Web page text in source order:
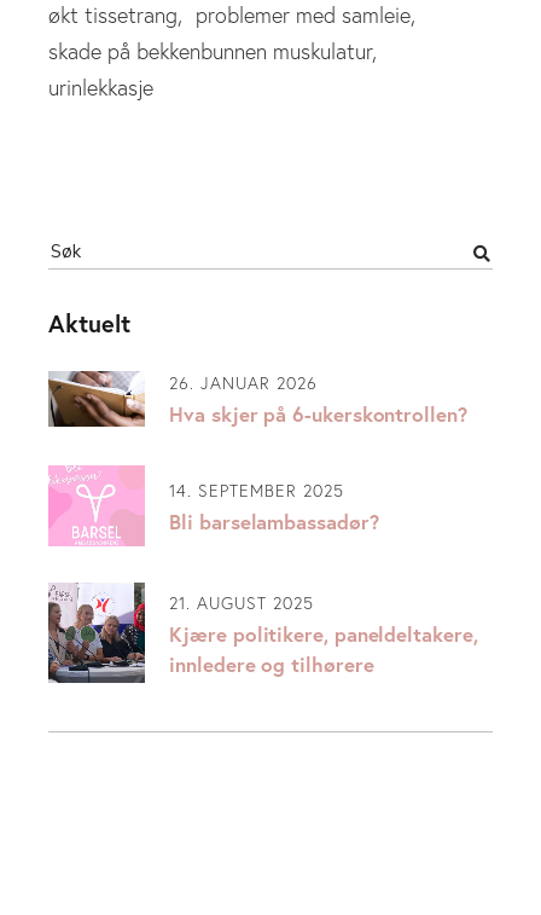
økt tissetrang
problemer med samleie
skade på bekkenbunnen muskulatur
urinlekkasje
Aktuelt
26. JANUAR 2026
Hva skjer på 6-ukerskontrollen?
14. SEPTEMBER 2025
Bli barselambassadør?
21. AUGUST 2025
Kjære politikere, paneldeltakere,
innledere og tilhørere